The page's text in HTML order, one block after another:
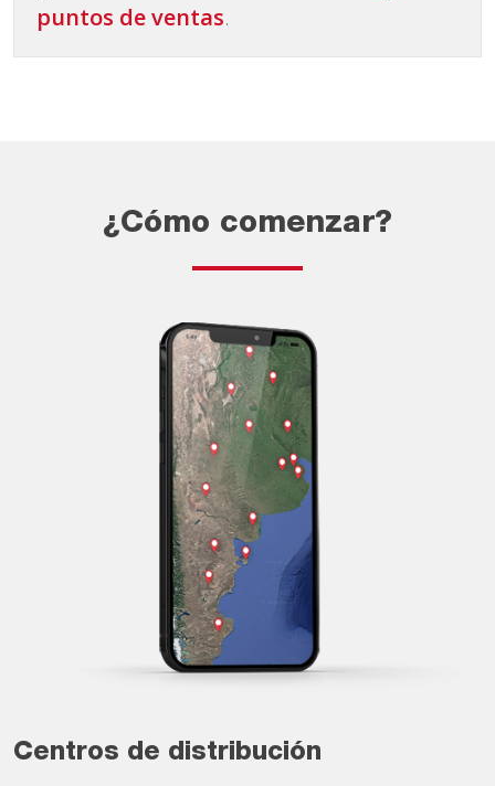
puntos de ventas.
¿Cómo comenzar?
Centros de distribución